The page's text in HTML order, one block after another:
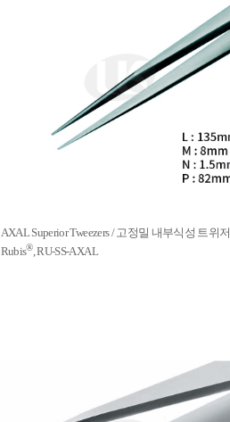
AXAL Superior Tweezers / 고정밀 내부식성 트위저,
Rubis®, RU-SS-AXAL